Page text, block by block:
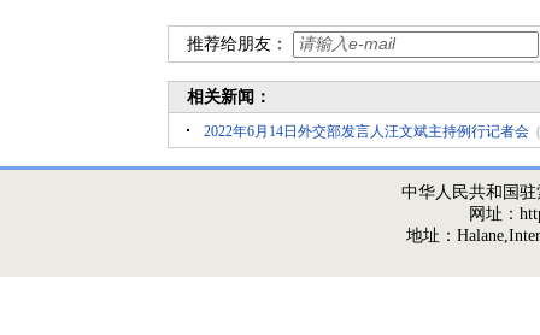
推荐给朋友：
相关新闻：
2022年6月14日外交部发言人汪文斌主持例行记者会
中华人民共和国
网址：
地址：